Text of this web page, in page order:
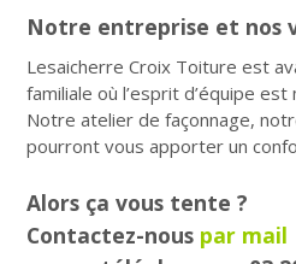
Notre entreprise et nos
Lesaicherre Croix Toiture est
familiale où l’esprit d’équipe
Notre atelier de façonnage,
pourront vous apporter un
Alors ça vous tente ?
Contactez-nous par mail